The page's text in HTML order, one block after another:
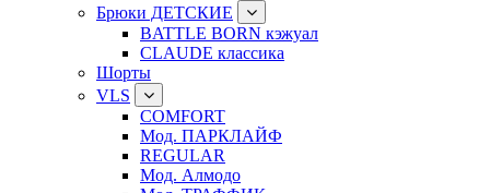
Брюки ДЕТСКИЕ
BATTLE BORN кэжуал
CLAUDE классика
Шорты
VLS
COMFORT
Мод. ПАРКЛАЙФ
REGULAR
Мод. Алмодо